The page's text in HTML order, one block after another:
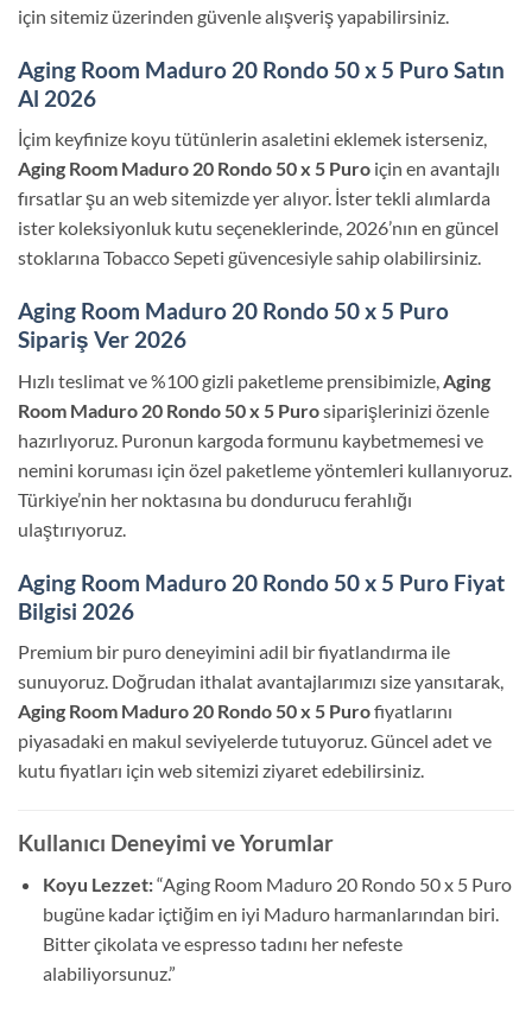
için sitemiz üzerinden güvenle alışveriş yapabilirsiniz.
Aging Room Maduro 20 Rondo 50 x 5 Puro Satın
Al 2026
İçim keyfinize koyu tütünlerin asaletini eklemek isterseniz,
Aging Room Maduro 20 Rondo 50 x 5 Puro için en avantajlı
fırsatlar şu an web sitemizde yer alıyor. İster tekli alımlarda
ister koleksiyonluk kutu seçeneklerinde, 2026’nın en güncel
stoklarına Tobacco Sepeti güvencesiyle sahip olabilirsiniz.
Aging Room Maduro 20 Rondo 50 x 5 Puro
Sipariş Ver 2026
Hızlı teslimat ve %100 gizli paketleme prensibimizle,Aging
Room Maduro 20 Rondo 50 x 5 Purosiparişlerinizi özenle
hazırlıyoruz. Puronun kargoda formunu kaybetmemesi ve
nemini koruması için özel paketleme yöntemleri kullanıyoruz.
Türkiye’nin her noktasına bu dondurucu ferahlığı
ulaştırıyoruz.
Aging Room Maduro 20 Rondo 50 x 5 Puro Fiyat
Bilgisi 2026
Premium bir puro deneyimini adil bir fiyatlandırma ile
sunuyoruz. Doğrudan ithalat avantajlarımızı size yansıtarak,
Aging Room Maduro 20 Rondo 50 x 5 Purofiyatlarını
piyasadaki en makul seviyelerde tutuyoruz. Güncel adet ve
kutu fiyatları için web sitemizi ziyaret edebilirsiniz.
Kullanıcı Deneyimi ve Yorumlar
Koyu Lezzet:“Aging Room Maduro 20 Rondo 50 x 5 Puro
bugüne kadar içtiğim en iyi Maduro harmanlarından biri.
Bitter çikolata ve espresso tadını her nefeste
alabiliyorsunuz.”